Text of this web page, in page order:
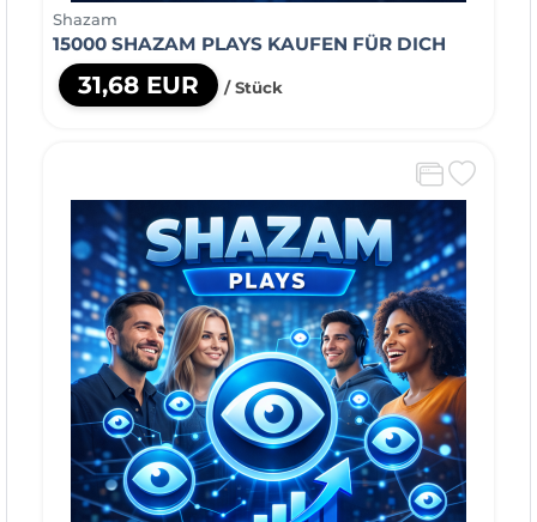
Shazam
15000 SHAZAM PLAYS KAUFEN FÜR DICH
31,68 EUR / Stück